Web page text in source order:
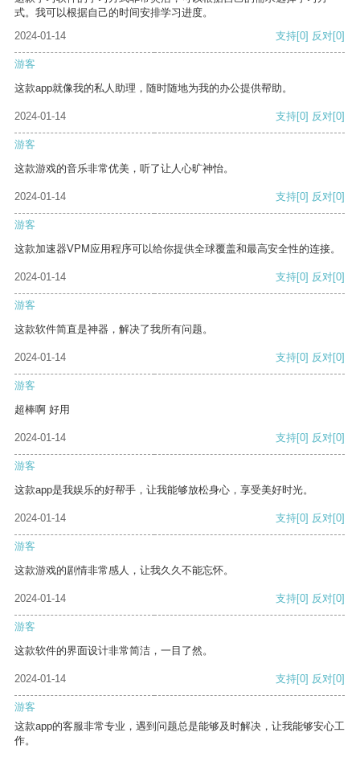
式。我可以根据自己的时间安排学习进度。
2024-01-14
支持[0] 反对[0]
游客
这款app就像我的私人助理，随时随地为我的办公提供帮助。
2024-01-14 支持[0] 反对[0]
游客
这款游戏的音乐非常优美，听了让人心旷神怡。
2024-01-14 支持[0] 反对[0]
游客
这款加速器VPM应用程序可以给你提供全球覆盖和最高安全性的连接。
2024-01-14 支持[0] 反对[0]
游客
这款软件简直是神器，解决了我所有问题。
2024-01-14 支持[0] 反对[0]
游客
超棒啊 好用
2024-01-14 支持[0] 反对[0]
游客
这款app是我娱乐的好帮手，让我能够放松身心，享受美好时光。
2024-01-14 支持[0] 反对[0]
游客
这款游戏的剧情非常感人，让我久久不能忘怀。
2024-01-14 支持[0] 反对[0]
游客
这款软件的界面设计非常简洁，一目了然。
2024-01-14 支持[0] 反对[0]
游客
这款app的客服非常专业，遇到问题总是能够及时解决，让我能够安心工
作。